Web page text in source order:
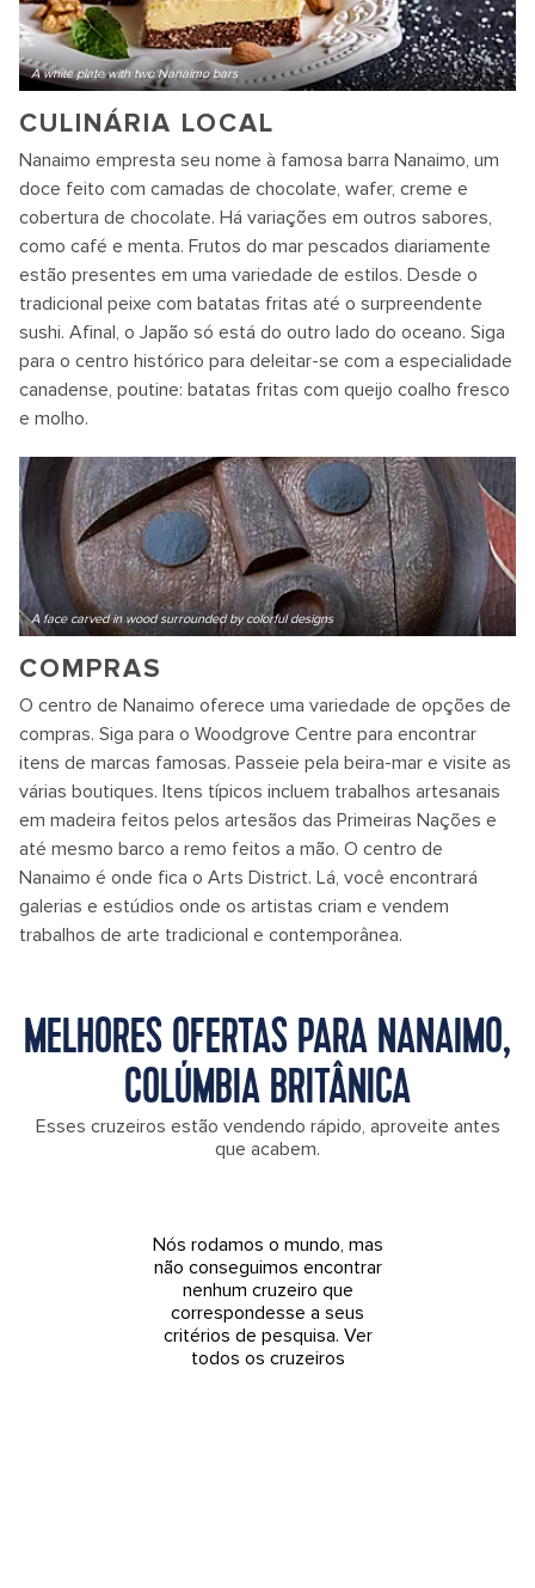
A white plate with two Nanaimo bars
CULINÁRIA LOCAL
Nanaimo empresta seu nome à famosa barra Nanaimo, um
doce feito com camadas de chocolate, wafer, creme e
cobertura de chocolate. Há variações em outros sabores,
como café e menta. Frutos do mar pescados diariamente
estão presentes em uma variedade de estilos. Desde o
tradicional peixe com batatas fritas até o surpreendente
sushi. Afinal, o Japão só está do outro lado do oceano. Siga
para o centro histórico para deleitar-se com a especialidade
canadense, poutine: batatas fritas com queijo coalho fresco
e molho.
A face carved in wood surrounded by colorful designs
COMPRAS
O centro de Nanaimo oferece uma variedade de opções de
compras. Siga para o Woodgrove Centre para encontrar
itens de marcas famosas. Passeie pela beira-mar e visite as
várias boutiques. Itens típicos incluem trabalhos artesanais
em madeira feitos pelos artesãos das Primeiras Nações e
até mesmo barco a remo feitos a mão. O centro de
Nanaimo é onde fica o Arts District. Lá, você encontrará
galerias e estúdios onde os artistas criam e vendem
trabalhos de arte tradicional e contemporânea.
MELHORES OFERTAS PARA NANAIMO,
COLÚMBIA BRITÂNICA
Esses cruzeiros estão vendendo rápido, aproveite antes
que acabem.
Nós rodamos o mundo, mas
não conseguimos encontrar
nenhum cruzeiro que
correspondesse a seus
critérios de pesquisa. Ver
todos os cruzeiros